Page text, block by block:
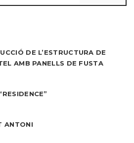
DE L’ESTRUCTURA DE
AMB PANELLS DE FUSTA
ANTONI